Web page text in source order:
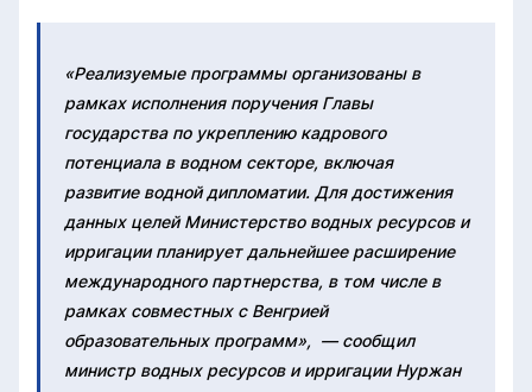
«Реализуемые программы организованы в
рамках исполнения поручения Главы
государства по укреплению кадрового
потенциала в водном секторе, включая
развитие водной дипломатии. Для достижения
данных целей Министерство водных ресурсов и
ирригации планирует дальнейшее расширение
международного партнерства, в том числе в
рамках совместных с Венгрией
образовательных программ», — сообщил
министр водных ресурсов и ирригации Нуржан